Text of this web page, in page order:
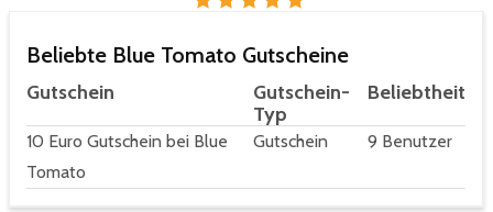
Beliebte Blue Tomato Gutscheine
Gutschein
Gutschein-
Typ
Beliebtheit
10 Euro Gutschein bei Blue
Tomato
Gutschein 9 Benutzer